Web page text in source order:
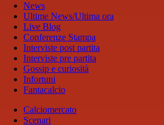
News
Ultime News/Ultima ora
Live Blog
Conferenze Stampa
Interviste post partita
Interviste pre partita
Gossip e curiosità
Infortuni
Fantacalcio
Calciomercato
Scenari